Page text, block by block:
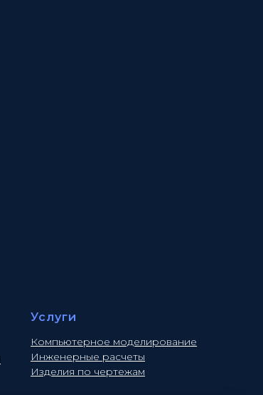
Услуги
Компьютерное моделирование
Инженерные расчеты
Изделия по чертежам